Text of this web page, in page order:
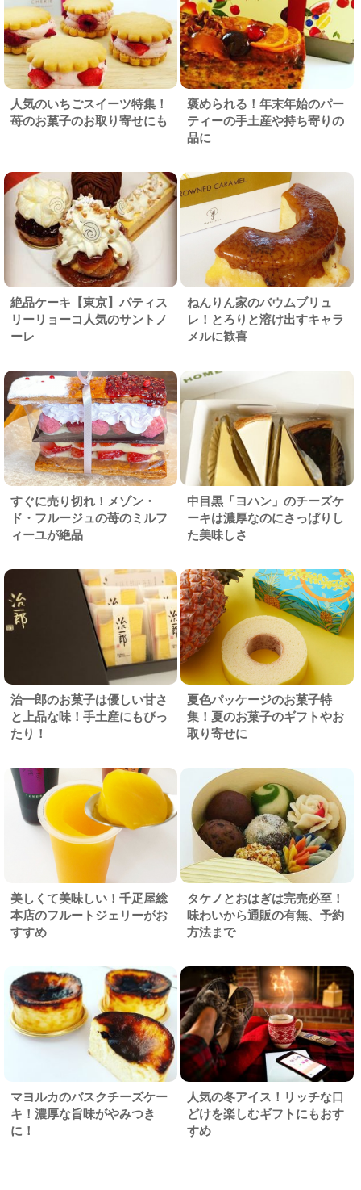
人気のいちごスイーツ特集！
苺のお菓子のお取り寄せにも
褒められる！年末年始のパー
ティーの手土産や持ち寄りの
品に
絶品ケーキ【東京】パティス
リーリョーコ人気のサントノ
ーレ
ねんりん家のバウムブリュ
レ！とろりと溶け出すキャラ
メルに歓喜
すぐに売り切れ！メゾン・
ド・フルージュの苺のミルフ
ィーユが絶品
中目黒「ヨハン」のチーズケ
ーキは濃厚なのにさっぱりし
た美味しさ
治一郎のお菓子は優しい甘さ
と上品な味！手土産にもぴっ
たり！
夏色パッケージのお菓子特
集！夏のお菓子のギフトやお
取り寄せに
美しくて美味しい！千疋屋総
本店のフルートジェリーがお
すすめ
タケノとおはぎは完売必至！
味わいから通販の有無、予約
方法まで
マヨルカのバスクチーズケー
キ！濃厚な旨味がやみつき
に！
人気の冬アイス！リッチな口
どけを楽しむギフトにもおす
すめ